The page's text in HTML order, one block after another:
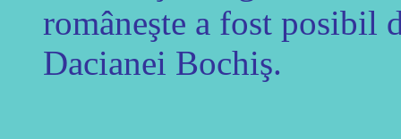
româneşte a fost posibil
Dacianei Bochiş.